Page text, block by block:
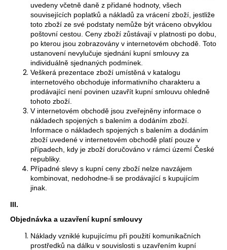
uvedeny včetně daně z přidané hodnoty, všech
souvisejících poplatků a nákladů za vrácení zboží, jestliže
toto zboží ze své podstaty nemůže být vráceno obvyklou
poštovní cestou. Ceny zboží zůstávají v platnosti po dobu,
po kterou jsou zobrazovány v internetovém obchodě. Toto
ustanovení nevylučuje sjednání kupní smlouvy za
individuálně sjednaných podmínek.
Veškerá prezentace zboží umístěná v katalogu
internetového obchoduje informativního charakteru a
prodávající není povinen uzavřít kupní smlouvu ohledně
tohoto zboží.
V internetovém obchodě jsou zveřejněny informace o
nákladech spojených s balením a dodáním zboží.
Informace o nákladech spojených s balením a dodáním
zboží uvedené v internetovém obchodě platí pouze v
případech, kdy je zboží doručováno v rámci území České
republiky.
Případné slevy s kupní ceny zboží nelze navzájem
kombinovat, nedohodne-li se prodávající s kupujícím
jinak.
III.
Objednávka a uzavření kupní smlouvy
Náklady vzniklé kupujícímu při použití komunikačních
prostředků na dálku v souvislosti s uzavřením kupní